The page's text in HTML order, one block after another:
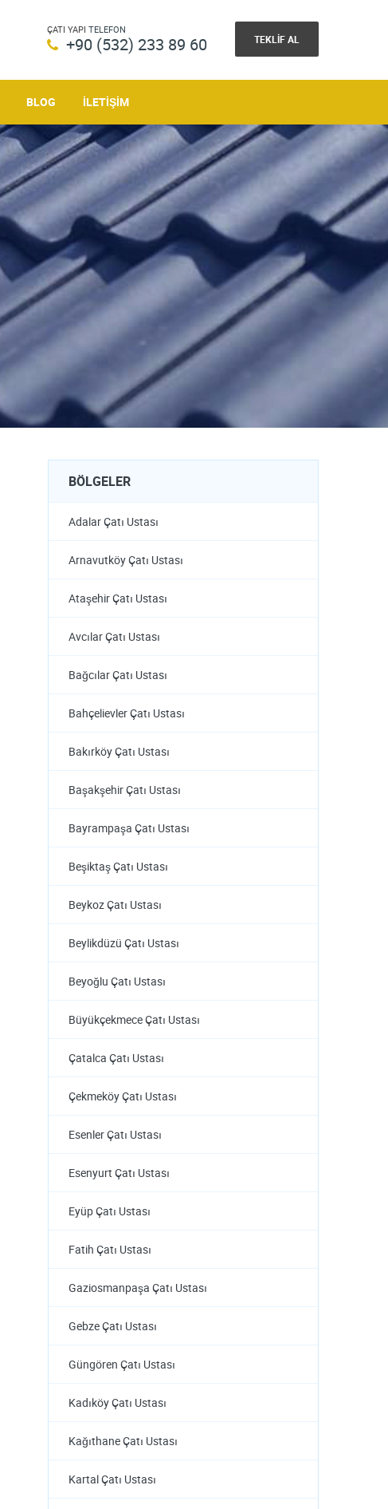
ÇATI YAPI TELEFON
+90 (532) 233 89 60 TEKLIF AL
BLOG İLETIŞIM
BÖLGELER
Adalar Çatı Ustası
Arnavutköy Çatı Ustası
Ataşehir Çatı Ustası
Avcılar Çatı Ustası
Bağcılar Çatı Ustası
Bahçelievler Çatı Ustası
Bakırköy Çatı Ustası
Başakşehir Çatı Ustası
Bayrampaşa Çatı Ustası
Beşiktaş Çatı Ustası
Beykoz Çatı Ustası
Beylikdüzü Çatı Ustası
Beyoğlu Çatı Ustası
Büyükçekmece Çatı Ustası
Çatalca Çatı Ustası
Çekmeköy Çatı Ustası
Esenler Çatı Ustası
Esenyurt Çatı Ustası
Eyüp Çatı Ustası
Fatih Çatı Ustası
Gaziosmanpaşa Çatı Ustası
Gebze Çatı Ustası
Güngören Çatı Ustası
Kadıköy Çatı Ustası
Kağıthane Çatı Ustası
Kartal Çatı Ustası